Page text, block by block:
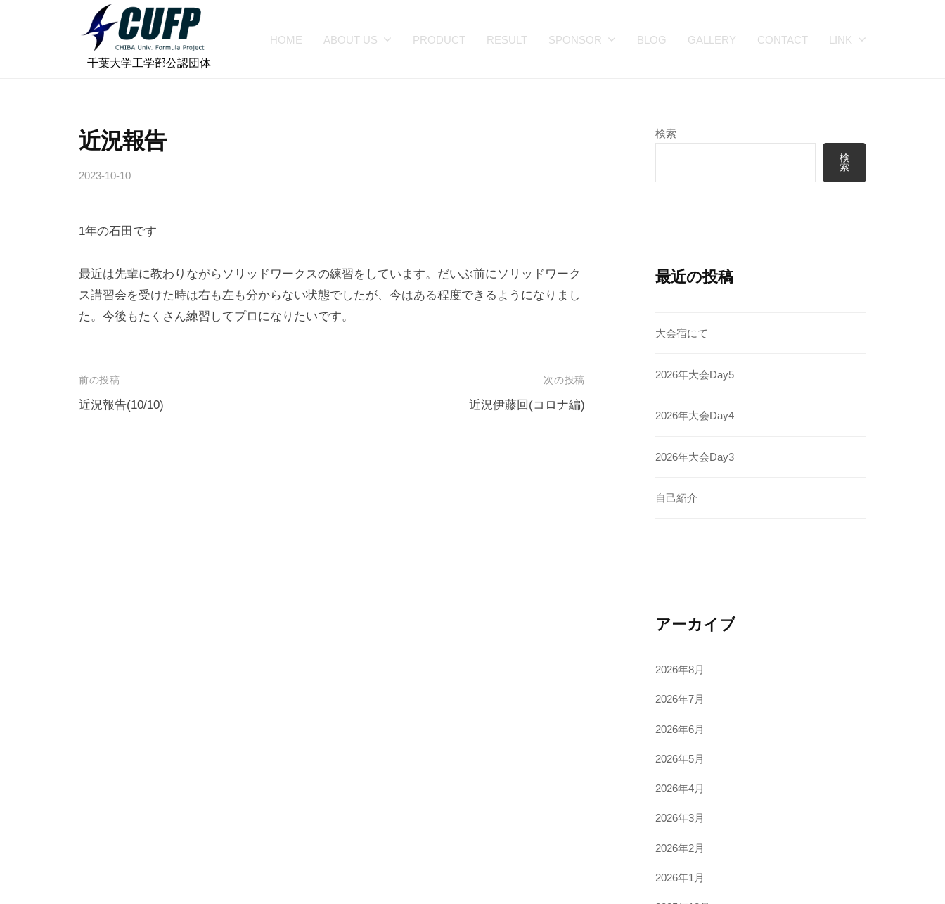
千
学
フ
ォ
ミ
ラ
プ
ロ
ク
ト
⠀千葉大学工学部公認団体
HOME ABOUT US PRODUCT RESULT SPONSOR BLOG GALLERY CONTACT LINK
近況報告
2023-10-10
h
b
a
-
u
1年の石田です
最近は先輩に教わりながらソリッドワークスの練習をしています。だいぶ前にソリッドワーク
ス講習会を受けた時は右も左も分からない状態でしたが、今はある程度できるようになりまし
た。今後もたくさん練習してプロになりたいです。
投
稿
前の投稿
近況報告(10/10)
次の投稿
近況伊藤回(コロナ編)
検索
検
索
最近の投稿
大会宿にて
2026年大会Day5
2026年大会Day4
2026年大会Day3
自己紹介
アーカイブ
2026年8月
2026年7月
2026年6月
2026年5月
2026年4月
2026年3月
2026年2月
2026年1月
ー
ュ
ジ
ク